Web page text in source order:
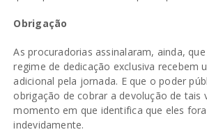
Obrigação
As procuradorias assinalaram, ainda,
regime de dedicação exclusiva recebem
adicional pela jornada. E que o poder
obrigação de cobrar a devolução de tais
momento em que identifica que eles
indevidamente.